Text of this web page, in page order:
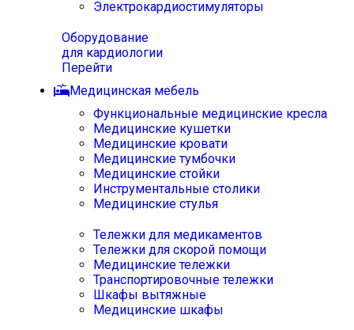
Электрокардиостимуляторы
Оборудование
для кардиологии
Перейти
Медицинская мебель
Функциональные медицинские кресла
Медицинские кушетки
Медицинские кровати
Медицинские тумбочки
Медицинские стойки
Инструментальные столики
Медицинские стулья
Тележки для медикаментов
Тележки для скорой помощи
Медицинские тележки
Транспортировочные тележки
Шкафы вытяжные
Медицинские шкафы